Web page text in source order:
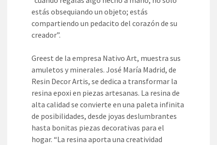
estás obsequiando un objeto; estás
compartiendo un pedacito del corazón de su
creador”.
Greest de la empresa Nativo Art, muestra sus
amuletos y minerales. José María Madrid, de
Resin Decor Artis, se dedica a transformar la
resina epoxi en piezas artesanas. La resina de
alta calidad se convierte en una paleta infinita
de posibilidades, desde joyas deslumbrantes
hasta bonitas piezas decorativas para el
hogar. “La resina aporta una creatividad